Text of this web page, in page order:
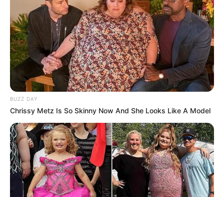
BUZZ DAY
Chrissy Metz Is So Skinny Now And She Looks Like A Model